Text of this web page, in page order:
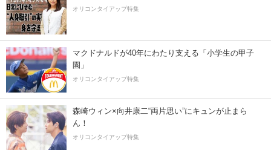
オリコンタイアップ特集
マクドナルドが40年にわたり支える「小学生の甲子
園」
オリコンタイアップ特集
森崎ウィン×向井康二“両片思い”にキュンが止まら
ん！
オリコンタイアップ特集